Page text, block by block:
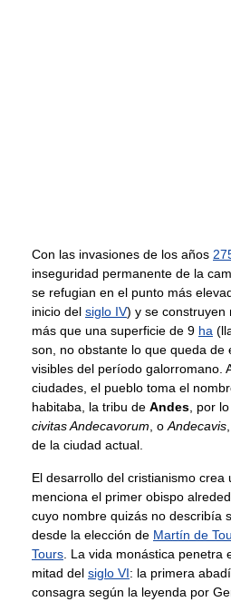
Con las invasiones de los años
inseguridad permanente de la
se refugian en el punto más
inicio del siglo IV) y se construyen
más que una superficie de 9 ha
son, no obstante lo que queda de
visibles del período galorromano.
ciudades, el pueblo toma el
habitaba, la tribu de Andes , por
civitas Andecavorum , o Andecavis
de la ciudad actual.
El desarrollo del cristianismo crea
menciona el primer obispo
cuyo nombre quizás no describía
desde la elección de Martín de
Tours . La vida monástica
mitad del siglo VI: la primera
consagra según la leyenda por